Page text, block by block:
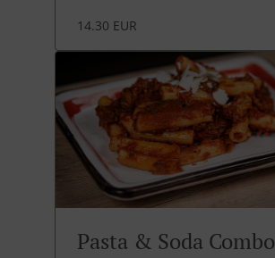
14.30 EUR
Pasta & Soda Combo